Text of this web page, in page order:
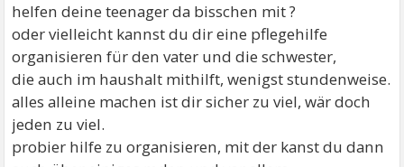
helfen deine teenager da bisschen mit ?
oder vielleicht kannst du dir eine pflegehilfe
organisieren für den vater und die schwester,
die auch im haushalt mithilft, wenigst stundenweise.
alles alleine machen ist dir sicher zu viel, wär doch
jeden zu viel.
probier hilfe zu organisieren, mit der kanst du dann